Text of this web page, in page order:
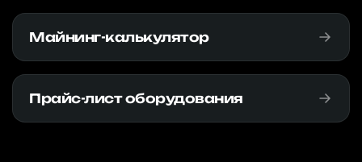
Майнинг-калькулятор
Прайс-лист оборудования